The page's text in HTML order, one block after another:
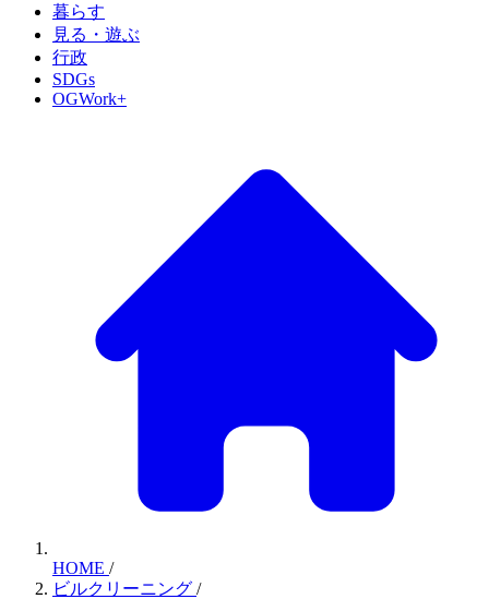
暮らす
見る・遊ぶ
行政
SDGs
OGWork+
HOME /
ビルクリーニング /